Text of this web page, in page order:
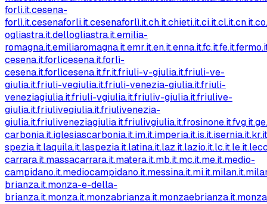
forli.it.cesena-
forlì.it.cesenaforli.it.cesenaforlì.it.ch.it.chieti.it.ci.it.cl.it.cn.it
ogliastra.it.dellogliastra.it.emilia-
romagna.it.emiliaromagna.it.emr.it.en.it.enna.it.fc.it.fe.it
cesena.it.forlicesena.it.forlì-
cesena.it.forlìcesena.it.fr.it.friuli-v-giulia.it.friuli-ve-
giulia.it.friuli-vegiulia.it.friuli-venezia-giulia.it.friuli-
veneziagiulia.it.friuli-vgiulia.it.friuliv-giulia.it.friulive-
giulia.it.friulivegiulia.it.friulivenezia-
giulia.it.friuliveneziagiulia.it.friulivgiulia.it.frosinone.it.fvg.it
carbonia.it.iglesiascarbonia.it.im.it.imperia.it.is.it.isernia.it.kr.it
spezia.it.laquila.it.laspezia.it.latina.it.laz.it.lazio.it.lc.it.le.it
carrara.it.massacarrara.it.matera.it.mb.it.mc.it.me.it.medio-
campidano.it.mediocampidano.it.messina.it.mi.it.milan.it
brianza.it.monza-e-della-
brianza.it.monza.it.monzabrianza.it.monzaebrianza.it